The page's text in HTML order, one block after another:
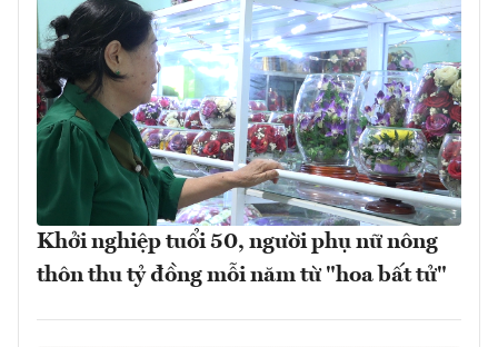
Khởi nghiệp tuổi 50, người phụ nữ nông
thôn thu tỷ đồng mỗi năm từ "hoa bất tử"